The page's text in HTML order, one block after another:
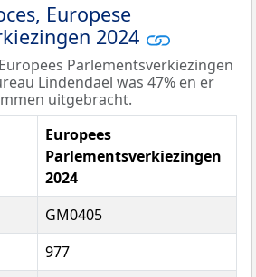
Europese
2024
Parlementsverkiezingen
Lindendael was 47% en er
uitgebracht.
Europees
Parlementsverkiezingen
2024
GM0405
977